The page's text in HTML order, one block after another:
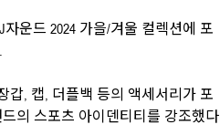
운드 2024 가을/겨울 컬렉션에 포
갑, 캡, 더플백 등의 액세서리가 포
의 스포츠 아이덴티티를 강조했다.